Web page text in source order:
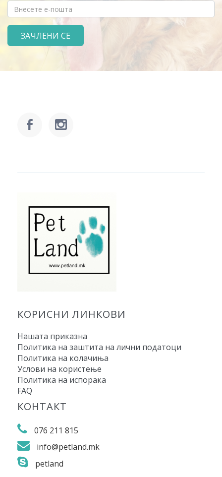
КОРИСНИ ЛИНКОВИ
Нашата приказна
Политика на заштита на лични податоци
Политика на колачиња
Услови на користење
Политика на испорака
FAQ
КОНТАКТ
076 211 815
info@petland.mk
petland